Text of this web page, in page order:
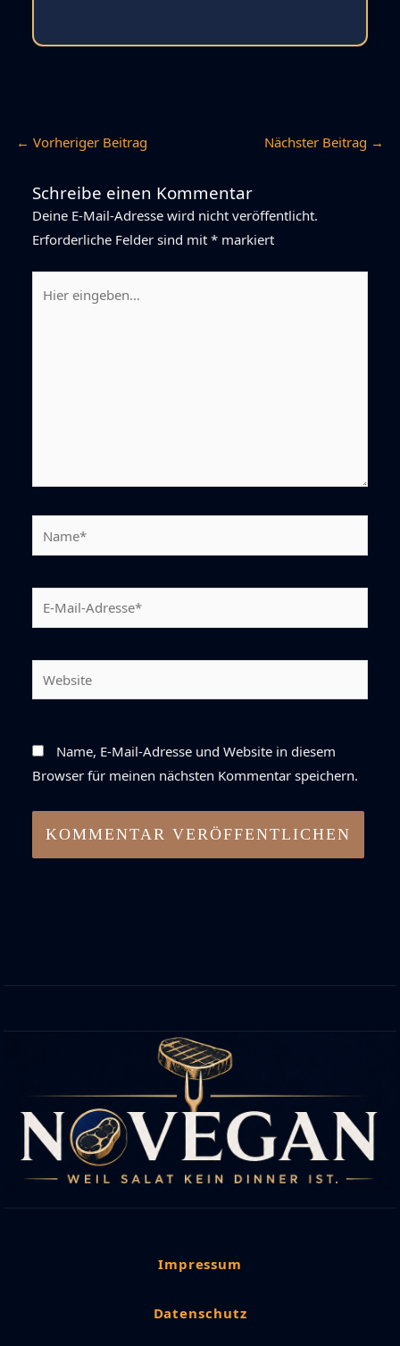
← Vorheriger Beitrag Nächster Beitrag →
Schreibe einen Kommentar
Deine E-Mail-Adresse wird nicht veröffentlicht.
Erforderliche Felder sind mit * markiert
eingeben…
Mail-
Name, E-Mail-Adresse und Website in diesem
Browser für meinen nächsten Kommentar speichern.
Impressum
Datenschutz